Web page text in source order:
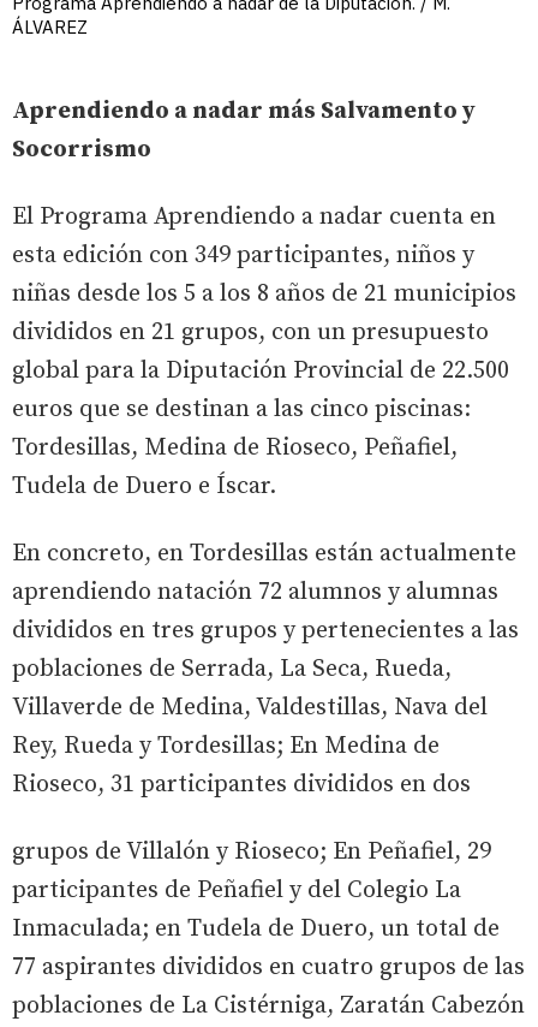
ÁLVAREZ
Aprendiendo a nadar más Salvamento y
Socorrismo
El Programa Aprendiendo a nadar cuenta en
esta edición con 349 participantes, niños y
niñas desde los 5 a los 8 años de 21 municipios
divididos en 21 grupos, con un presupuesto
global para la Diputación Provincial de 22.500
euros que se destinan a las cinco piscinas:
Tordesillas, Medina de Rioseco, Peñafiel,
Tudela de Duero e Íscar.
En concreto, en Tordesillas están actualmente
aprendiendo natación 72 alumnos y alumnas
divididos en tres grupos y pertenecientes a las
poblaciones de Serrada, La Seca, Rueda,
Villaverde de Medina, Valdestillas, Nava del
Rey, Rueda y Tordesillas; En Medina de
Rioseco, 31 participantes divididos en dos
grupos de Villalón y Rioseco; En Peñafiel, 29
participantes de Peñafiel y del Colegio La
Inmaculada; en Tudela de Duero, un total de
77 aspirantes divididos en cuatro grupos de las
poblaciones de La Cistérniga, Zaratán Cabezón